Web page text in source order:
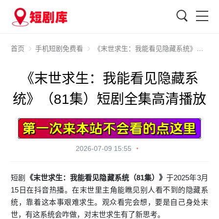
首页 手机短剧免费看 《末世求生：我能看见隐藏系统》（81集）短剧全集高清播放
《末世求生：我能看见隐藏系
统》（81集）短剧全集高清播放
2026-07-09 15:55
短剧 《末世求生：我能看见隐藏系统（81集）》于2025年3月
15日在抖音热播。在末世里主角能瞧见别人看不到的隐藏系
统，靠着这本事艰难求生。观众看完会想，要是自己身处末
世，有这系统会咋做，对末世求生有了新思考。